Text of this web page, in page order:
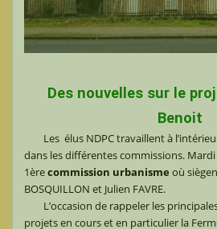
Des nouvelles sur le
Benoit
Les élus NDPC travaillent à
dans les différentes commissions. Mardi
1èrecommission urbanisme où
BOSQUILLON et Julien FAVRE.
L’occasion de rappeler les principales
projets en cours et en particulier la